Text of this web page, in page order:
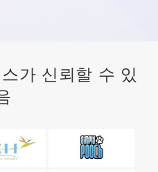
가 신뢰할 수 있